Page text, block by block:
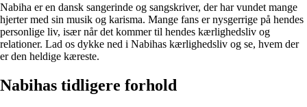
Nabiha er en dansk sangerinde og sangskriver, der har vundet mange
hjerter med sin musik og karisma. Mange fans er nysgerrige på hendes
personlige liv, især når det kommer til hendes kærlighedsliv og
relationer. Lad os dykke ned i Nabihas kærlighedsliv og se, hvem der
er den heldige kæreste.
Nabihas tidligere forhold